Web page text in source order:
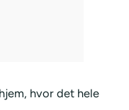
hvor det hele